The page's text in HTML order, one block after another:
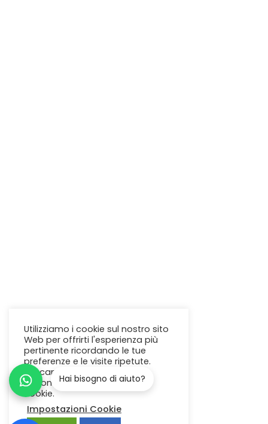
Utilizziamo i cookie sul nostro sito
Web per offrirti l'esperienza più
pertinente ricordando le tue
preferenze e le visite ripetute.
Cliccando su "Accetta"
acconsenti all'uso di TUTTI i
cookie.
Impostazioni Cookie